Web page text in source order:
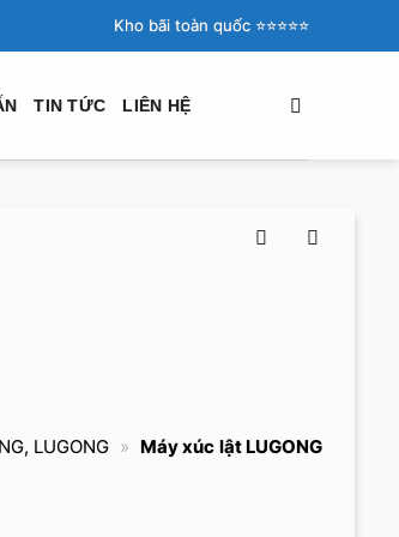
Kho bãi toàn quốc ⭐️⭐️⭐️⭐️⭐️
TIN TỨC LIÊN HỆ
LUGONG » Máy xúc lật LUGONG